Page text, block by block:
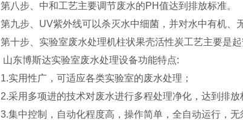
第八步、中和工艺主要调节废水的PH值达到排放标准。
第九步、UV紫外线可以杀灭水中细菌，并对水中有机、
第十步、实验室废水处理机柱状果壳活性炭工艺主要是
山东博斯达实验室废水处理设备功能特点:
1.实用性广，可适应各类实验室的废水处理；
2.采用多项进的技术对废水进行多程处理净化，达到排放
3.集中控制，自动化程度高，操作简单，全自动运行，无